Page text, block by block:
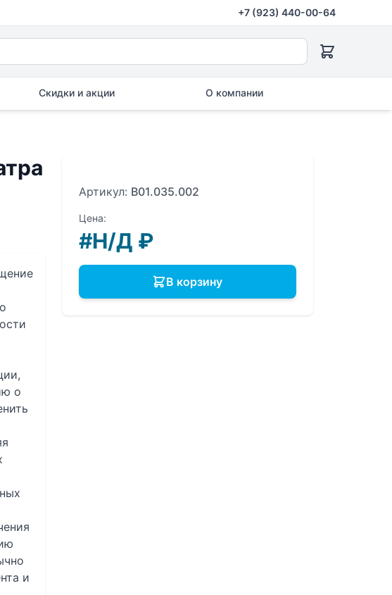
+7 (923) 440-00-64
Скидки и акции О компании
о
и
Артикул: B01.035.002
Цена:
#Н/Д ₽
В корзину